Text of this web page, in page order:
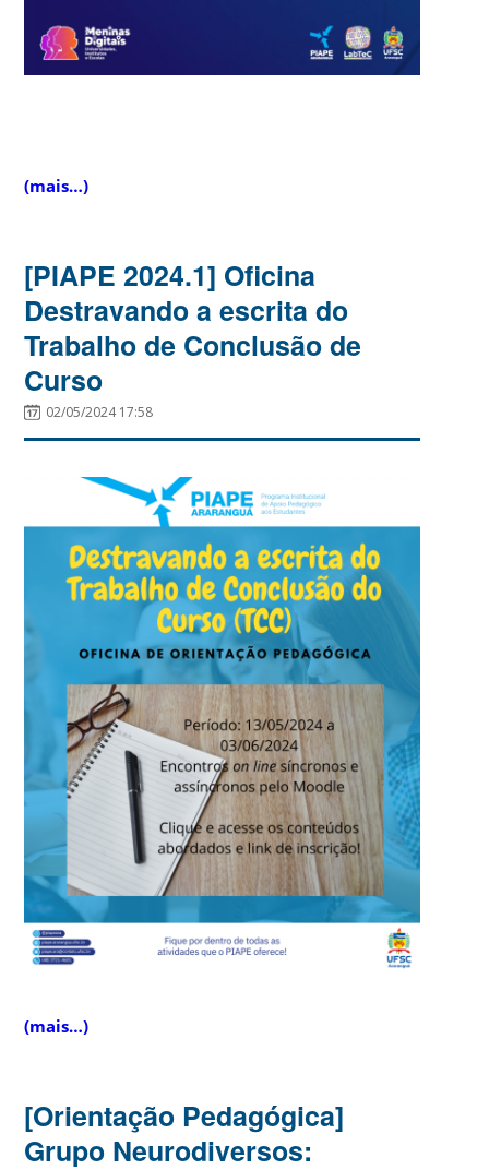
(mais…)
[PIAPE 2024.1] Oficina
Destravando a escrita do
Trabalho de Conclusão de
Curso
02/05/2024 17:58
(mais…)
[Orientação Pedagógica]
Grupo Neurodiversos: